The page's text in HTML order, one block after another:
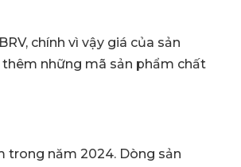
chính vì vậy giá của sản
thêm những mã sản phẩm chất
trong năm 2024. Dòng sản